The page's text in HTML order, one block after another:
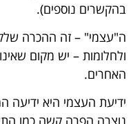
בהקשרים נוספים).
ה"עצמי" – זה ההכרה
ולחלומות – יש מקום
האחרים.
ידיעת העצמי היא ידיעה